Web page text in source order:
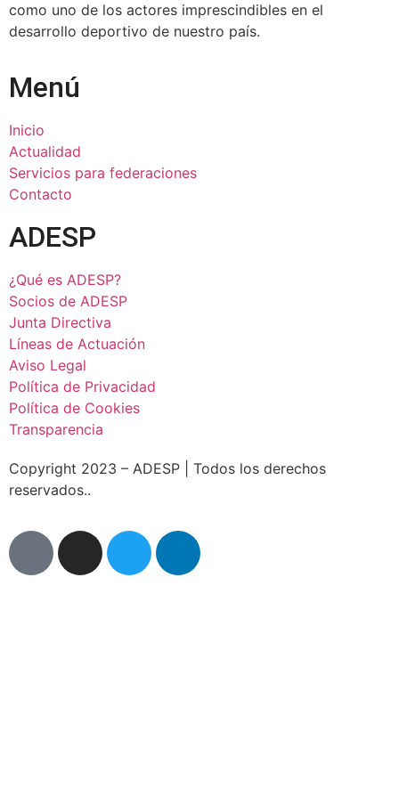
como uno de los actores imprescindibles en el
desarrollo deportivo de nuestro país.
Menú
Inicio
Actualidad
Servicios para federaciones
Contacto
ADESP
¿Qué es ADESP?
Socios de ADESP
Junta Directiva
Líneas de Actuación
Aviso Legal
Política de Privacidad
Política de Cookies
Transparencia
Copyright 2023 – ADESP | Todos los derechos
reservados..